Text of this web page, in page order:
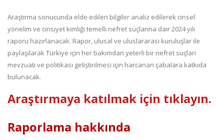
Araştırma sonucunda elde edilen bilgiler analiz edilerek cinsel
yönelim ve cinsiyet kimliği temelli nefret suçlarına dair 2024 yılı
raporu hazırlanacak. Rapor, ulusal ve uluslararası kuruluşlar ile
paylaşılarak Türkiye için her bakımdan yeterli bir nefret suçları
mevzuatı ve politikası geliştirilmesi için harcanan çabalara katkıda
bulunacak.
Araştırmaya katılmak için tıklayın.
Raporlama hakkında